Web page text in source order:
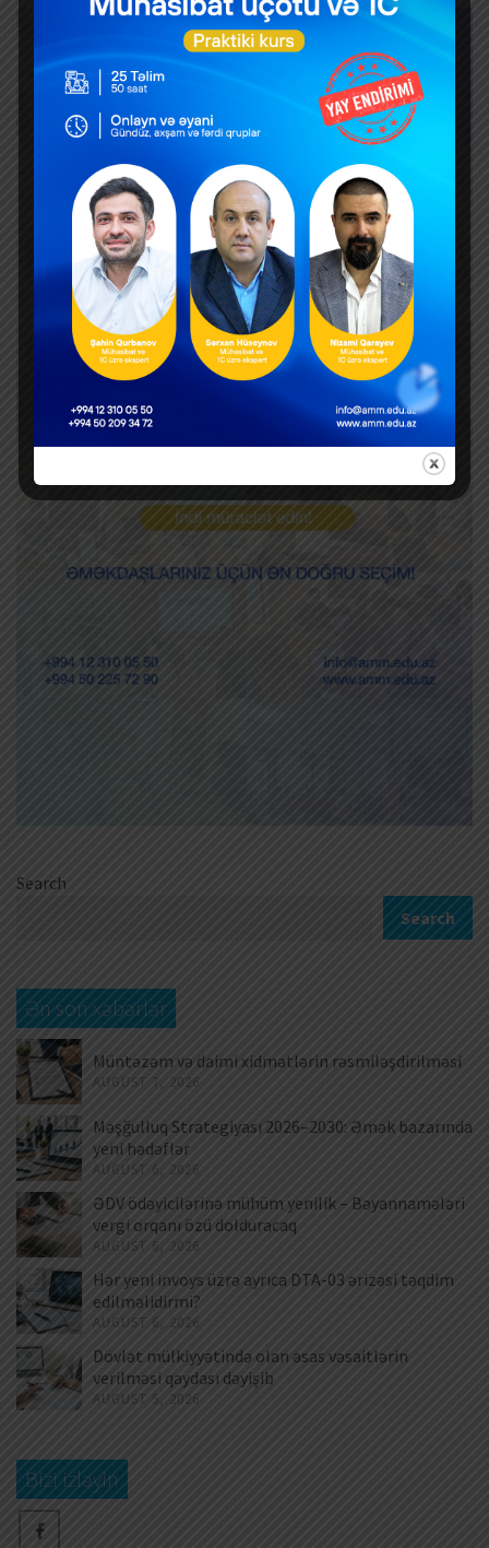
Search
Search
Ən son xəbərlər
Müntəzəm və daimi xidmətlərin rəsmiləşdirilməsi
AUGUST 7, 2026
Məşğulluq Strategiyası 2026–2030: Əmək bazarında
yeni hədəflər
AUGUST 6, 2026
ƏDV ödəyicilərinə mühüm yenilik – Bəyannamələri
vergi orqanı özü dolduracaq
AUGUST 6, 2026
Hər yeni invoys üzrə ayrıca DTA-03 ərizəsi təqdim
edilməlidirmi?
AUGUST 6, 2026
Dövlət mülkiyyətində olan əsas vəsaitlərin
verilməsi qaydası dəyişib
AUGUST 5, 2026
Bizi izləyin